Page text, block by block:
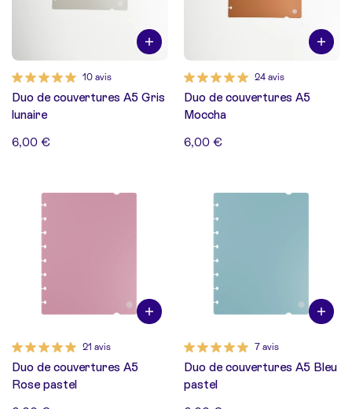
10 avis
Duo de couvertures A5 Gris
lunaire
6,00 €
24 avis
Duo de couvertures A5
Moccha
6,00 €
21 avis
Duo de couvertures A5
Rose pastel
7 avis
Duo de couvertures A5 Bleu
pastel